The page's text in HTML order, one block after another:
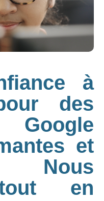
à
des
Google
et
Nous
en